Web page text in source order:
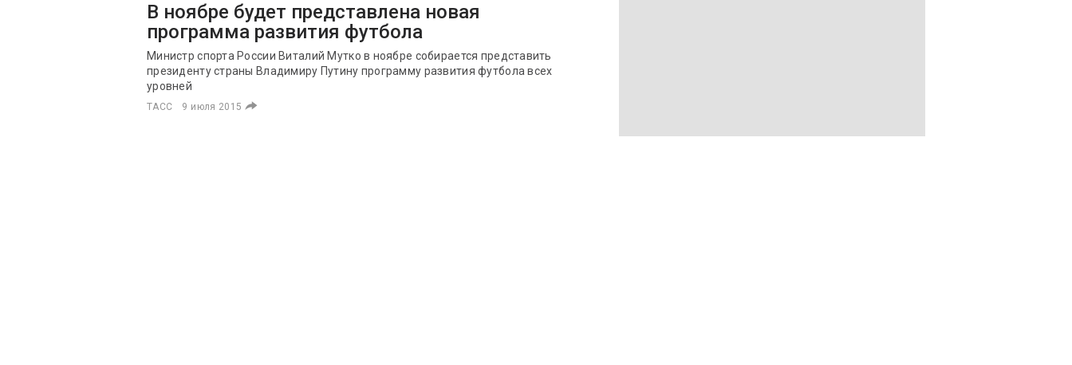
В ноябре будет представлена новая
программа развития футбола
Министр спорта России Виталий Мутко в ноябре собирается представить
президенту страны Владимиру Путину программу развития футбола всех
уровней
ТАСС 9 июля 2015